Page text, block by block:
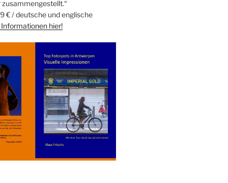
€ / deutsche und englische
hier!